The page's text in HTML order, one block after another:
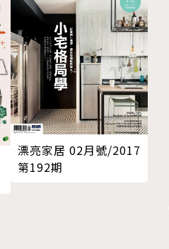
漂亮家居 02月號/2017
第192期